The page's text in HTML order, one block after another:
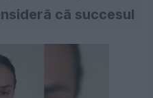
că succesul